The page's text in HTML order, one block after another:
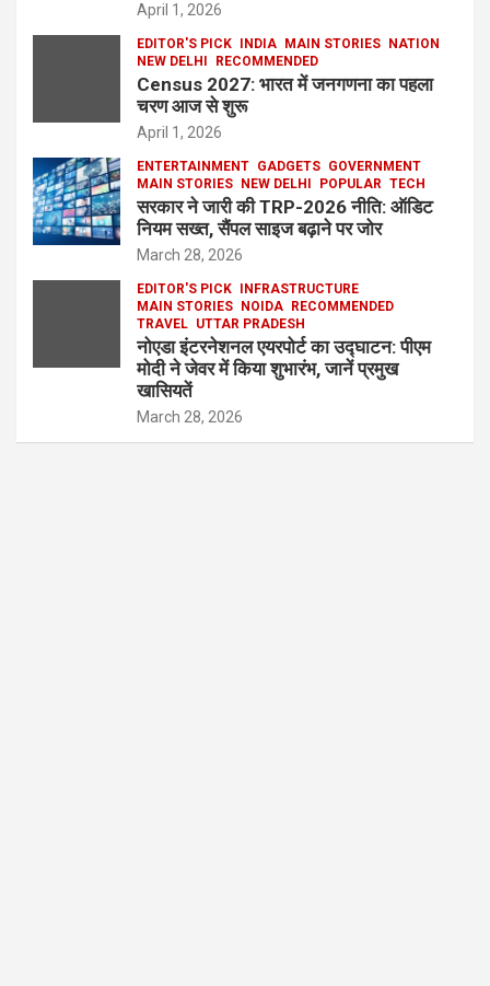
April 1, 2026
EDITOR'S PICK INDIA MAIN STORIES
NATION
NEW DELHI
RECOMMENDED
Census 2027: भारत में जनगणना का पहला
चरण आज से शुरू
April 1, 2026
ENTERTAINMENT GADGETS GOVERNMENT
MAIN STORIES
NEW DELHI POPULAR TECH
सरकार ने जारी की TRP-2026 नीति: ऑडिट
नियम सख्त, सैंपल साइज बढ़ाने पर जोर
March 28, 2026
EDITOR'S PICK
INFRASTRUCTURE
MAIN STORIES
NOIDA
RECOMMENDED
TRAVEL UTTAR PRADESH
नोएडा इंटरनेशनल एयरपोर्ट का उद्घाटन: पीएम
मोदी ने जेवर में किया शुभारंभ, जानें प्रमुख
खासियतें
March 28, 2026